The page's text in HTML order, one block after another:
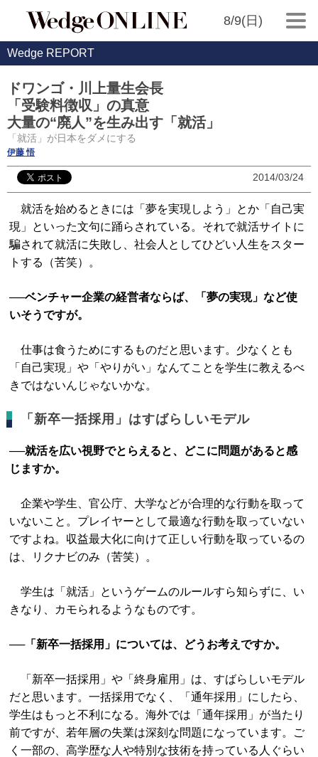
8/9(日)
Wedge REPORT
ドワンゴ・川上量生会長
「受験料徴収」の真意
大量の“廃人”を生み出す「就活」
「就活」が日本をダメにする
伊藤 悟
2014/03/24
就活を始めるときには「夢を実現しよう」とか「自己実
現」といった文句に踊らされている。それで就活サイトに
騙されて就活に失敗し、社会人としてひどい人生をスター
トする（苦笑）。
──ベンチャー企業の経営者ならば、「夢の実現」など使
いそうですが。
仕事は食うためにするものだと思います。少なくとも
「自己実現」や「やりがい」なんてことを学生に教えるべ
きではないんじゃないかな。
「新卒一括採用」はすばらしいモデル
──就活を広い視野でとらえると、どこに問題があると感
じますか。
企業や学生、官公庁、大学などが合理的な行動を取って
いないこと。プレイヤーとして最適な行動を取っていない
ですよね。収益最大化に向けて正しい行動を取っているの
は、リクナビのみ（苦笑）。
学生は「就活」というゲームのルールすら知らずに、い
きなり、カモられるようなものです。
──「新卒一括採用」については、どうお考えですか。
「新卒一括採用」や「終身雇用」は、すばらしいモデル
だと思います。一括採用でなく、「通年採用」にしたら、
学生はもっと不利になる。海外では「通年採用」が当たり
前ですが、若年層の失業は深刻な問題になっています。ご
く一部の、高学歴な人や特別な技術を持っている人ぐらい